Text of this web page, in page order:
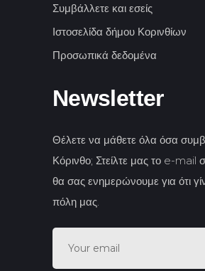
Συμβάλλετε και εσείς
Ιστοσελίδα δήμου Κορινθίων
Προσωπικά δεδομένα
Newsletter
Θέλετε να μάθετε όλα όσα
Κόρινθο; Στείλτε μας το e-mail
θα σας ενημερώνουμε για ότι
πόλη μας.